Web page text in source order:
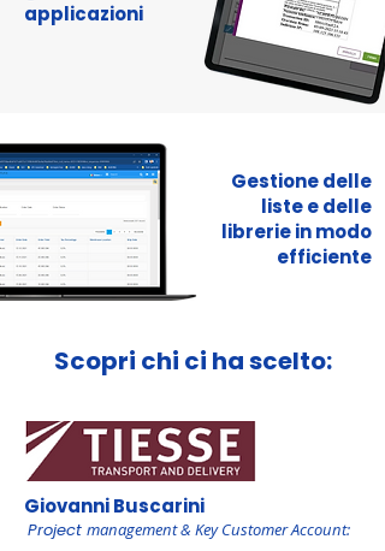
applicazioni
Gestione delle
liste e delle
librerie in modo
efficiente
Scopri chi ci ha scelto:
Giovanni Buscarini
Project management & Key Customer Account: